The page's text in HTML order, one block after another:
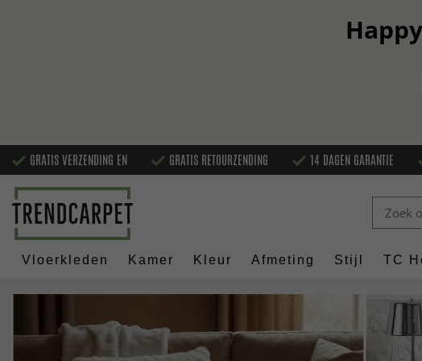
GRATIS VERZENDING EN GRATIS RETOURZENDING 14 DAGEN GARANTIE
Vloerkleden Kamer Kleur Afmeting Stijl TC